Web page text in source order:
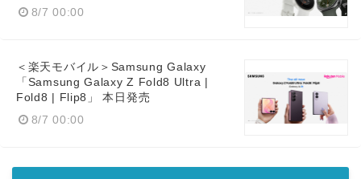
8/7 00:00
＜楽天モバイル＞Samsung Galaxy
「Samsung Galaxy Z Fold8 Ultra |
Fold8 | Flip8」 本日発売
8/7 00:00